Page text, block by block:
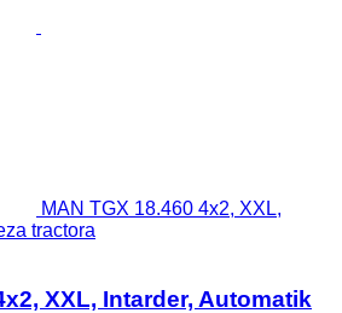
MAN TGX 18.460 4x2, XXL,
tractora
XXL, Intarder, Automatik